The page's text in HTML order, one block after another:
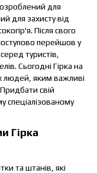
для
для захисту від
Після свого
перейшов у
туристів,
Сьогодні Гірка на
людей, яким важливі
свій
Гірка
та штанів, які